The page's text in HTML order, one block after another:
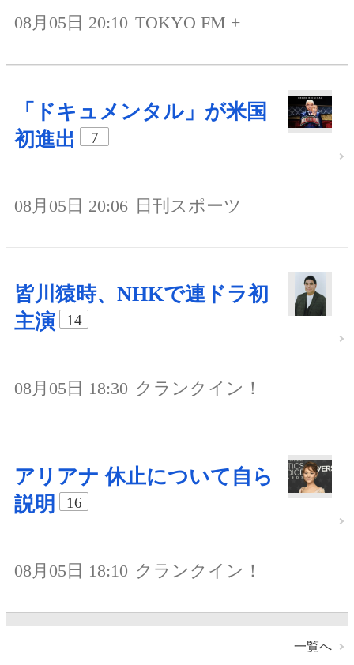
08月05日 20:10 TOKYO FM +
「ドキュメンタル」が米国
初進出
7
08月05日 20:06 日刊スポーツ
皆川猿時、NHKで連ドラ初
主演
14
08月05日 18:30 クランクイン！
アリアナ 休止について自ら
説明
16
08月05日 18:10 クランクイン！
一覧へ